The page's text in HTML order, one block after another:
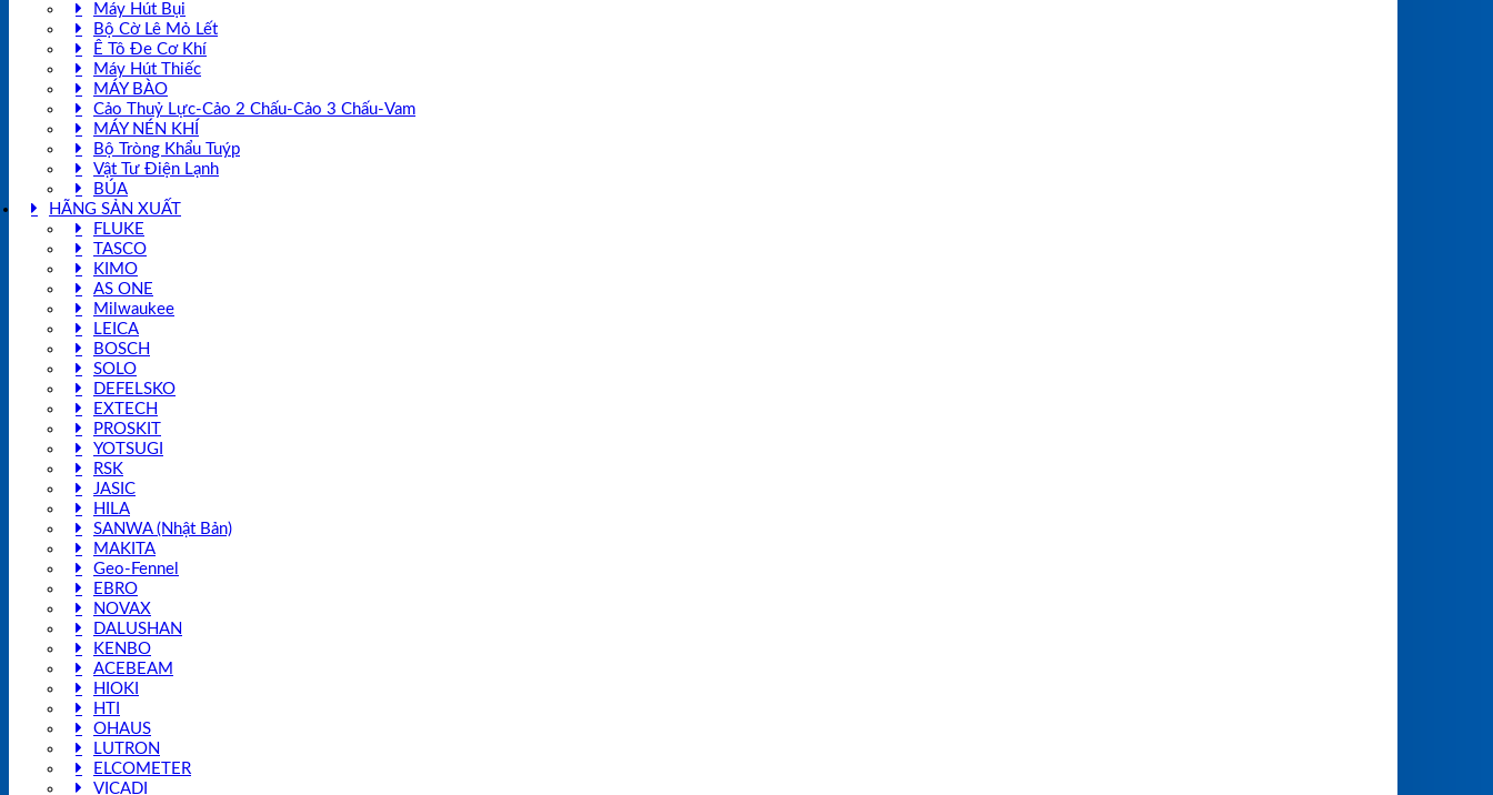
Máy Hút Bụi
Bộ Cờ Lê Mỏ Lết
Ê Tô Đe Cơ Khí
Máy Hút Thiếc
MÁY BÀO
Cảo Thuỷ Lực-Cảo 2 Chấu-Cảo 3 Chấu-Vam
MÁY NÉN KHÍ
Bộ Tròng Khẩu Tuýp
Vật Tư Điện Lạnh
BÚA
HÃNG SẢN XUẤT
FLUKE
TASCO
KIMO
AS ONE
Milwaukee
LEICA
BOSCH
SOLO
DEFELSKO
EXTECH
PROSKIT
YOTSUGI
RSK
JASIC
HILA
SANWA (Nhật Bản)
MAKITA
Geo-Fennel
EBRO
NOVAX
DALUSHAN
KENBO
ACEBEAM
HIOKI
HTI
OHAUS
LUTRON
ELCOMETER
VICADI